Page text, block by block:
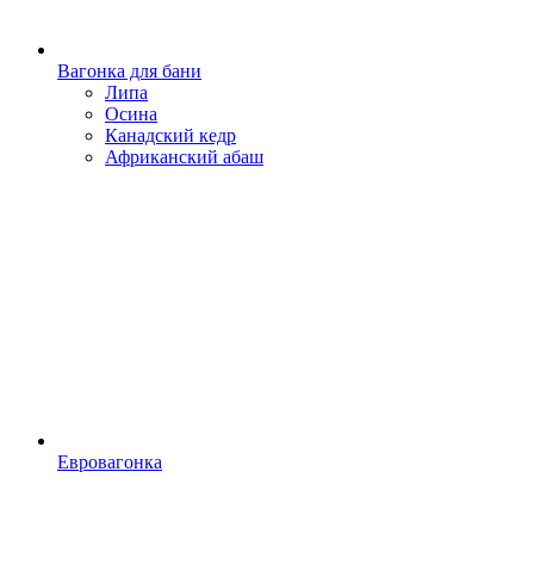
Вагонка для бани
Липа
Осина
Канадский кедр
Африканский абаш
Евровагонка